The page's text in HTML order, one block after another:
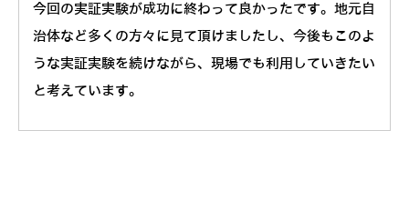
今回の実証実験が成功に終わって良かったです。地元自
治体など多くの方々に見て頂けましたし、今後もこのよ
うな実証実験を続けながら、現場でも利用していきたい
と考えています。